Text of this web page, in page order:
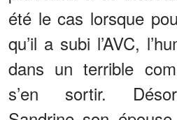
été le cas lorsque
qu’il a subi l’AVC,
dans un terrible
s’en sortir.